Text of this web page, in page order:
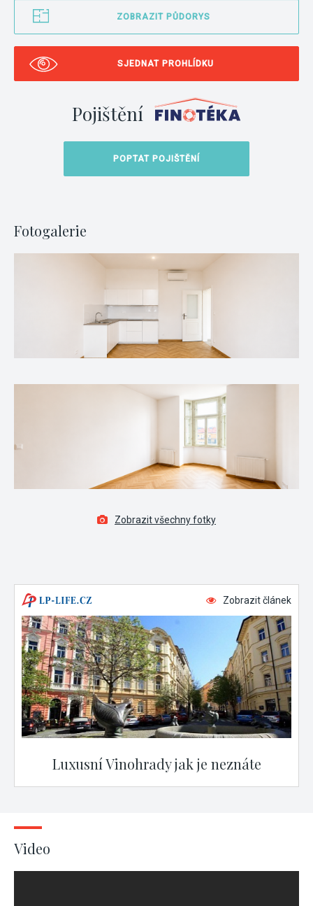
ZOBRAZIT PŮDORYS
SJEDNAT PROHLÍDKU
Pojištění
POPTAT POJIŠTĚNÍ
Fotogalerie
Zobrazit všechny fotky
Zobrazit článek
Luxusní Vinohrady jak je neznáte
Video